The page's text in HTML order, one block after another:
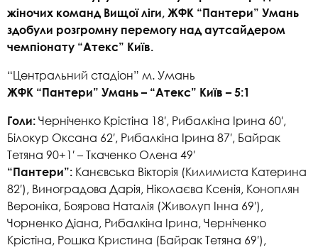
жіночих команд Вищої ліги, ЖФК “Пантери” Умань
здобули розгромну перемогу над аутсайдером
чемпіонату “Атекс” Київ.
“Центральний стадіон” м. Умань
ЖФК “Пантери” Умань – “Атекс” Київ – 5:1
Голи: Черніченко Крістіна 18′, Рибалкіна Ірина 60′,
Білокур Оксана 62′, Рибалкіна Ірина 87′, Байрак
Тетяна 90+1′ – Ткаченко Олена 49′
“Пантери”: Канєвська Вікторія (Килимиста Катерина
82′), Виноградова Дарія, Ніколаєва Ксенія, Коноплян
Вероніка, Боярова Наталія (Живолуп Інна 69′),
Чорненко Діана, Рибалкіна Ірина, Черніченко
Крістіна, Рошка Кристина (Байрак Тетяна 69′),